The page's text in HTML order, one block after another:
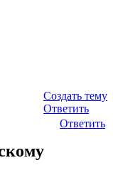
Создать тему
Ответить
Ответить